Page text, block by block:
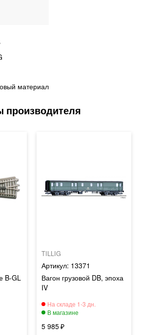
материал
B-GL
TILLIG
13371
Вагон грузовой DB, эпоха
IV
5 985